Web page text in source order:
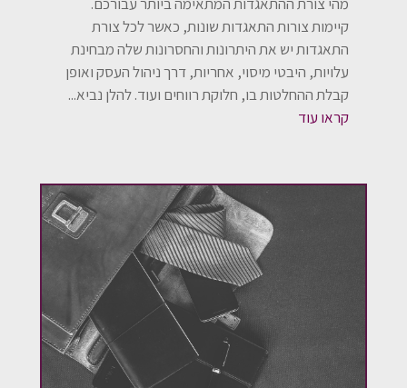
מהי צורת ההתאגדות המתאימה ביותר עבורכם.
קיימות צורות התאגדות שונות, כאשר לכל צורת
התאגדות יש את היתרונות והחסרונות שלה מבחינת
עלויות, היבטי מיסוי, אחריות, דרך ניהול העסק ואופן
קבלת ההחלטות בו, חלוקת רווחים ועוד. להלן נביא...
קראו עוד